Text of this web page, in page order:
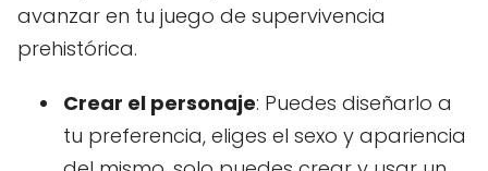
avanzar en tu juego de supervivencia
prehistórica.
Crear el personaje: Puedes diseñarlo a
tu preferencia, eliges el sexo y apariencia